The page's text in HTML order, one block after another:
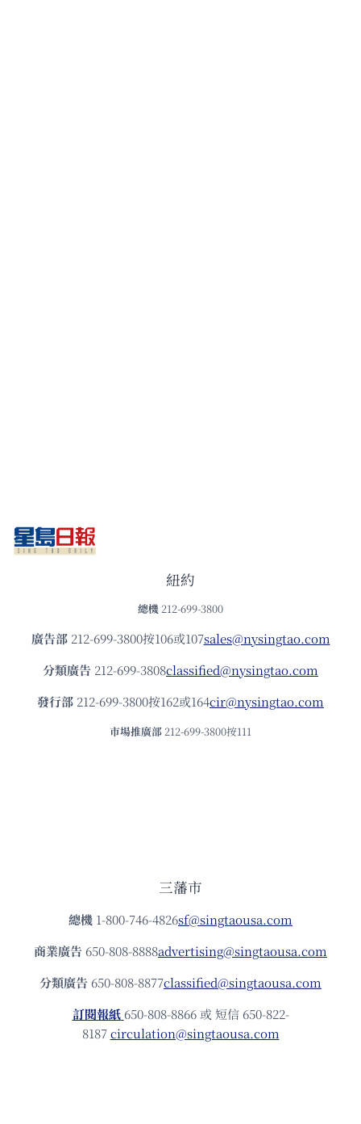
紐約
總機 212-699-3800
廣告部212-699-3800按106或107sales@nysingtao.com
分類廣告 212-699-3808classified@nysingtao.com
發⾏部 212-699-3800按162或164cir@nysingtao.com
市場推廣部 212-699-3800按111
三藩市
總機 1-800-746-4826sf@singtaousa.com
商業廣告 650-808-8888advertising@singtaousa.com
分類廣告 650-808-8877classified@singtaousa.com
訂閱報紙 650-808-8866 或 短信 650-822-
8187circulation@singtaousa.com